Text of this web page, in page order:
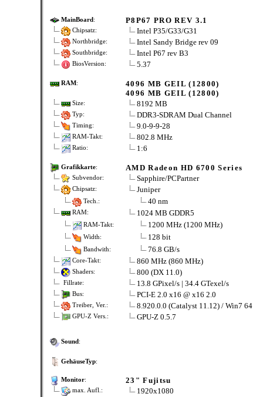
MainBoard: P8P67 PRO REV 3.1
Chipsatz: Intel P35/G33/G31
Northbridge: Intel Sandy Bridge rev 09
Southbridge: Intel P67 rev B3
BiosVersion: 5.37
RAM:
4096 MB GEIL (12800)
4096 MB GEIL (12800)
Size: 8192 MB
Typ: DDR3-SDRAM Dual Channel
Timing: 9.0-9-9-28
RAM-Takt: 802.8 MHz
Ratio: 1:6
Grafikkarte: AMD Radeon HD 6700 Series
Subvendor: Sapphire/PCPartner
Chipsatz: Juniper
Tech.: 40 nm
RAM: 1024 MB GDDR5
RAM-Takt: 1200 MHz (1200 MHz)
Width: 128 bit
Bandwith: 76.8 GB/s
Core-Takt: 860 MHz (860 MHz)
Shaders: 800 (DX 11.0)
Fillrate: 13.8 GPixel/s | 34.4 GTexel/s
Bus: PCI-E 2.0 x16 @ x16 2.0
Treiber, Ver.: 8.920.0.0 (Catalyst 11.12) / Win7 64
GPU-Z Vers.: GPU-Z 0.5.7
Sound:
GehäuseTyp:
Monitor: 23" Fujitsu
max. Aufl.: 1920x1080